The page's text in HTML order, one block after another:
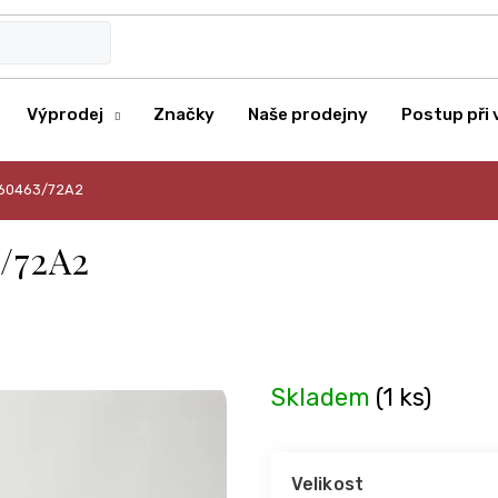
Výprodej Značky Naše prodejny Postup při
72A2
Skladem (1 ks)
Velikost